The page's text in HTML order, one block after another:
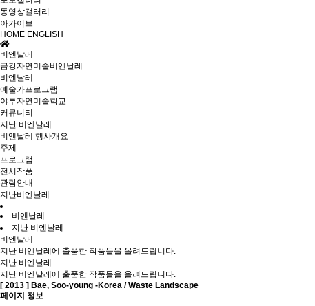
동영상갤러리
아카이브
HOME ENGLISH
비엔날레
금강자연미술비엔날레
비엔날레
예술가프로그램
야투자연미술학교
커뮤니티
지난 비엔날레
비엔날레 행사개요
주제
프로그램
전시작품
관람안내
지난비엔날레
비엔날레
지난 비엔날레
비엔날레
지난 비엔날레에 출품한 작품들을 올려드립니다.
지난 비엔날레
지난 비엔날레에 출품한 작품들을 올려드립니다.
[ 2013 ] Bae, Soo-young -Korea / Waste Landscape
페이지 정보